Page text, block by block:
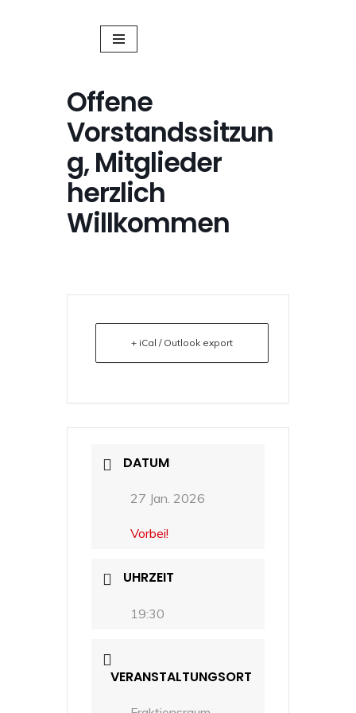
Offene
Vorstandssitzun
g, Mitglieder
herzlich
Willkommen
+ iCal / Outlook export
DATUM
27 Jan. 2026
Vorbei!
UHRZEIT
19:30
VERANSTALTUNGSORT